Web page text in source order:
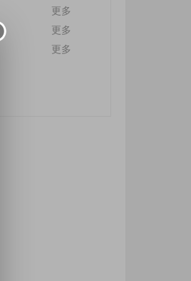
更多
更多
更多